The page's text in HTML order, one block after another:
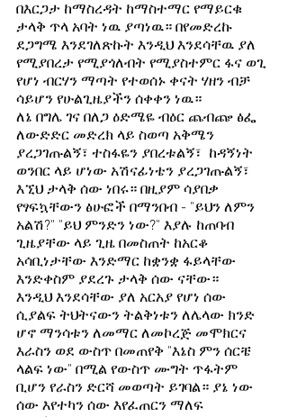
በእርጋታ ከማስረዳት ከማስተማር የማይርቁ
ታላቅ ጥላ አባት ነዉ ያጣነዉ። በየመድረኩ
ደጋግሜ እንደገለጽኩት እንዲህ እንደሳቸዉ ያለ
የሚያበረታ የሚያጎለብት የሚያስተምር ፋና ወጊ
የሆነ ብርሃን ማጣት የተወሰኑ ቀናት ሃዘን ብቻ
ሳይሆን የሁልጊዜያችን ሰቀቀን ነዉ።
ለኔ በግሌ ገና በለጋ ዕድሜዬ ብዕር ጨብጬ ፅፌ
ለውድድር መድረክ ላይ ስወጣ አቅሜን
ያረጋገጡልኝ፣ ተስፋዬን ያበረቱልኝ፣  ከዳኝነት
ወንበር ላይ ሆነው አሽናፊነቴን ያረጋገጡልኝ፣
እኚህ ታላቅ ሰው ነበሩ። በዚያም ሳያበቃ
የፃፍኳቸውን ፅሁፎች በማንበብ - "ይህን ለምን
አልሽ?" "ይህ ምንድን ነው?" እያሉ ከጠባብ
ጊዜያቸው ላይ ጊዜ በመስጠት ከአርቆ
አሳቢነታቸው እንድማር ከቋንቋ ፋይላቸው
እንድቀስም ያደረጉ ታላቅ ሰው ናቸው።
እንዲህ እንደሳቸው ያለ አርአያ የሆነ ሰው
ሲያልፍ ትህትናውን ትልቅነቱን ለሌላው ክንድ
ሆኖ ማንሳቱን ለመማር ለመኮረጅ መሞክርና
እራስን ወደ ውስጥ በመጠየቅ "እኔስ ምን ሰርቼ
ላልፍ ነው" በሚል የውስጥ ሙግት ጥፋትም
ቢሆን የራስን ድርሻ መወጣት ይገባል። ያኔ ነው
ሰው እየተካን ሰው እየፈጠርን ማለፍ